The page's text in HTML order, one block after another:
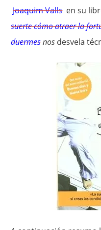
Joaquim Vallsen su
suerte cómo atraer la
duermesnos desvela